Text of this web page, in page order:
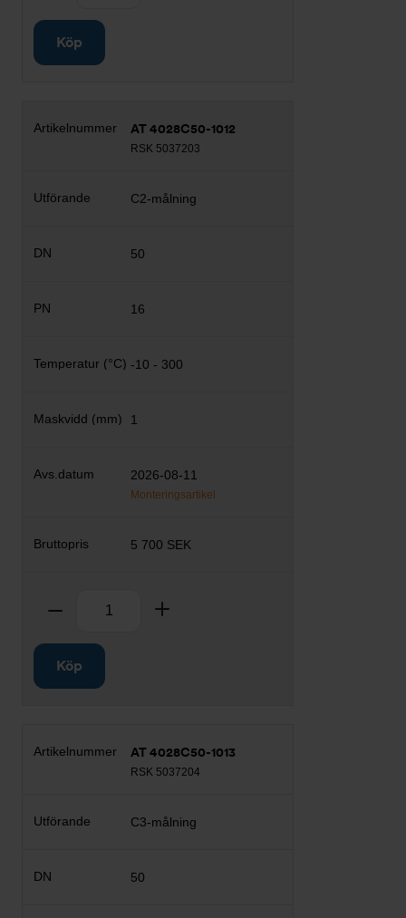
Köp
AT 4028C50-1012
RSK 5037203
C2-målning
50
16
-10 - 300
1
2026-08-11
Monteringsartikel
5 700 SEK
Ta bort
Köp
AT 4028C50-1013
RSK 5037204
C3-målning
50